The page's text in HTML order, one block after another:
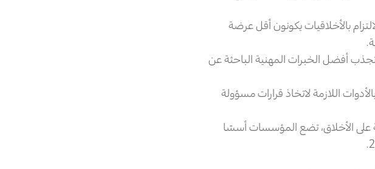
بالأخلاقيات يكونون أقل عرضة
أفضل الخبرات المهنية الباحثة عن
اللازمة لاتخاذ قرارات مسؤولة
الأخلاق، تضع المؤسسات أسسًا